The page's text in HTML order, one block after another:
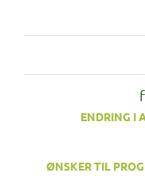
ENDRING I
ØNSKER TIL